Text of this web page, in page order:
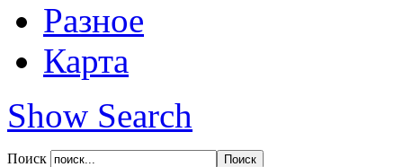
Разное
Карта
Show Search
Поиск